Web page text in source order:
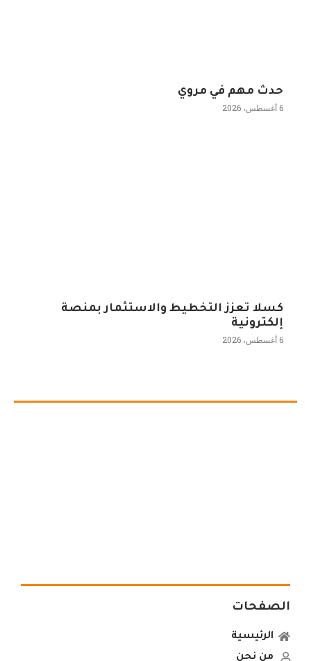
حدث مهم في مروي
6 أغسطس، 2026
كسلا تعزز التخطيط والاستثمار بمنصة
إلكترونية
6 أغسطس، 2026
الصفحات
الرئيسية
من نحن